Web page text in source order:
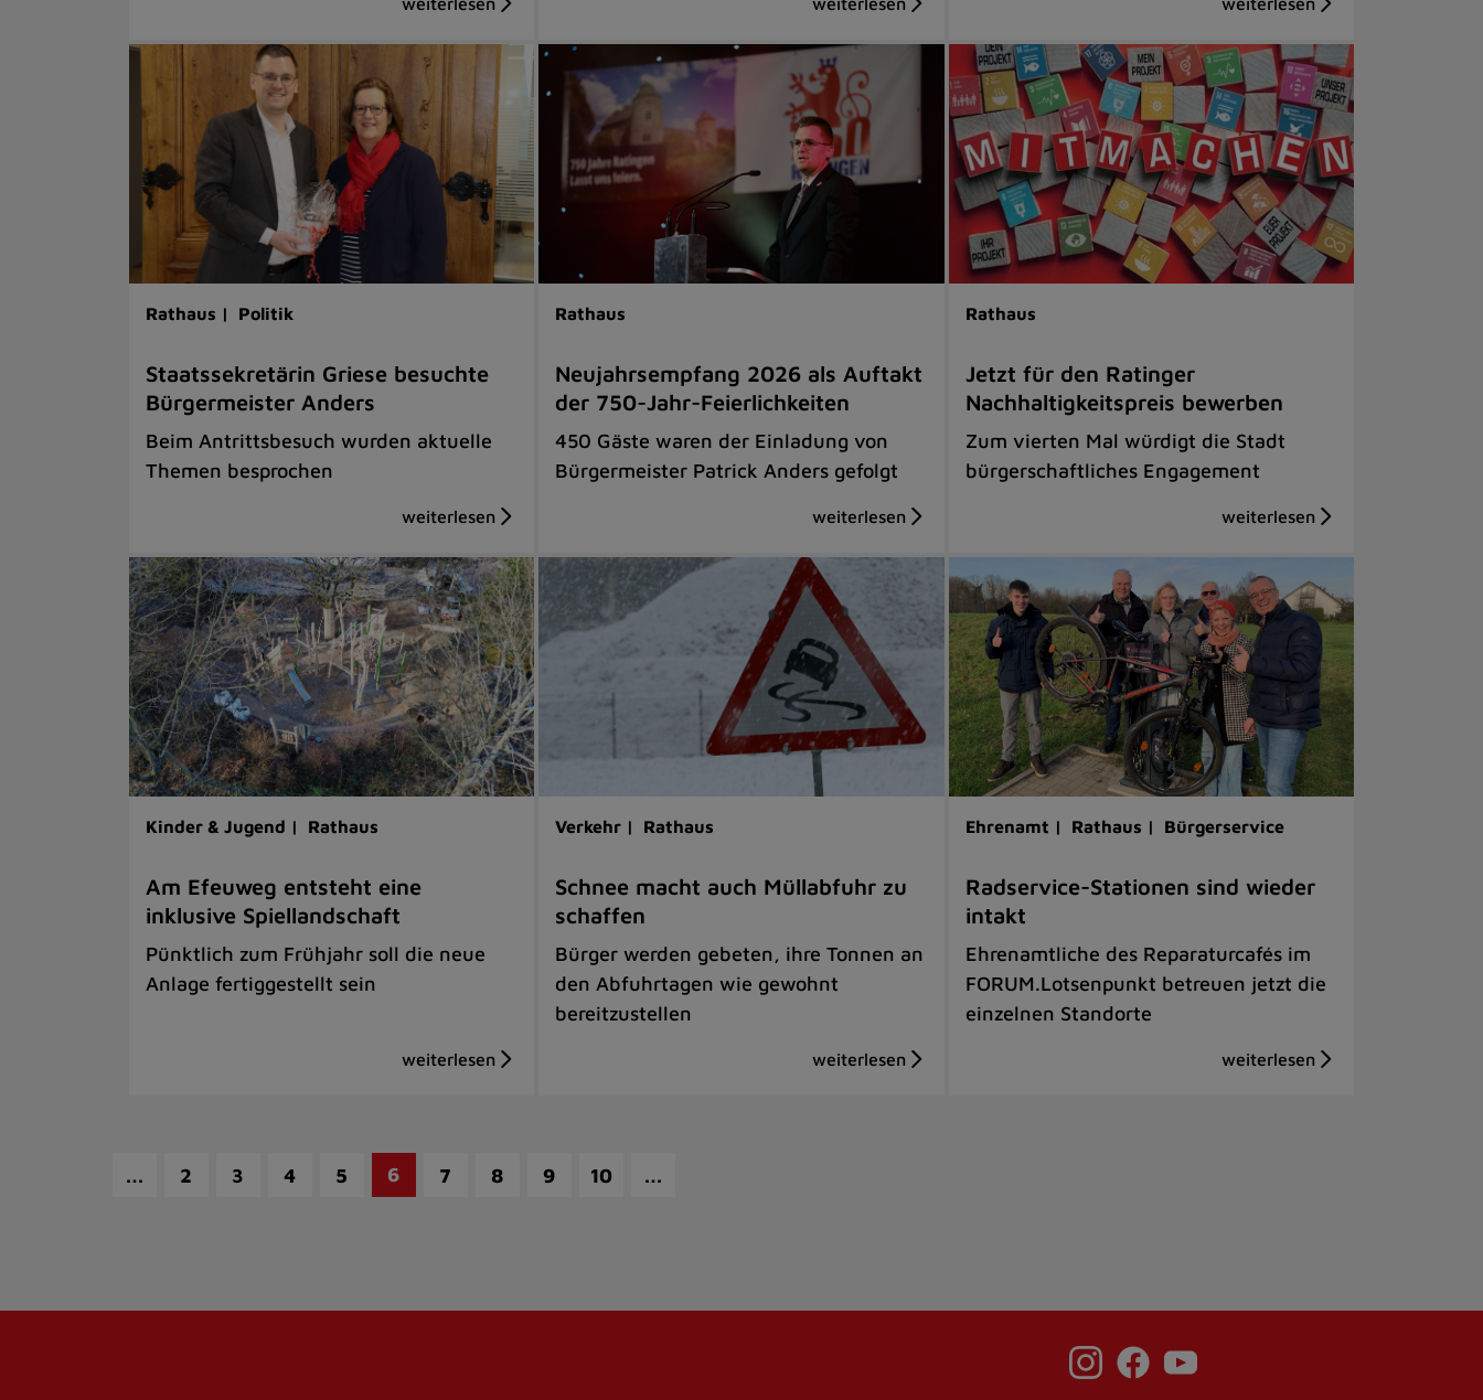
Rathaus | Politik
Staatssekretärin Griese besuchte
Bürgermeister Anders
Beim Antrittsbesuch wurden aktuelle
Themen besprochen
Rathaus
Neujahrsempfang 2026 als Auftakt
der 750-Jahr-Feierlichkeiten
450 Gäste waren der Einladung von
Bürgermeister Patrick Anders gefolgt
Rathaus
Jetzt für den Ratinger
Nachhaltigkeitspreis bewerben
Zum vierten Mal würdigt die Stadt
bürgerschaftliches Engagement
Kinder & Jugend | Rathaus
Am Efeuweg entsteht eine
inklusive Spiellandschaft
Pünktlich zum Frühjahr soll die neue
Anlage fertiggestellt sein
Verkehr | Rathaus
Schnee macht auch Müllabfuhr zu
schaffen
Bürger werden gebeten, ihre Tonnen an
den Abfuhrtagen wie gewohnt
bereitzustellen
Ehrenamt | Rathaus | Bürgerservice
Radservice-Stationen sind wieder
intakt
Ehrenamtliche des Reparaturcafés im
FORUM.Lotsenpunkt betreuen jetzt die
einzelnen Standorte
… 2 3 4 5 6 7 8 9 10 …